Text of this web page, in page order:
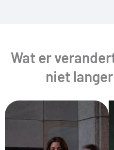
Wat er
niet